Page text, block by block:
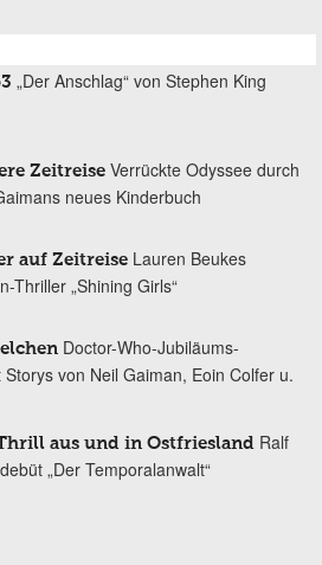
„Der Anschlag“ von Stephen King
Zeitreise Verrückte Odyssee durch
neues Kinderbuch
auf Zeitreise Lauren Beukes
Thriller „Shining Girls“
Doctor-Who-Jubiläums-
von Neil Gaiman, Eoin Colfer u.
aus und in Ostfriesland Ralf
„Der Temporalanwalt“